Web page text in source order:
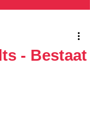
- Bestaat